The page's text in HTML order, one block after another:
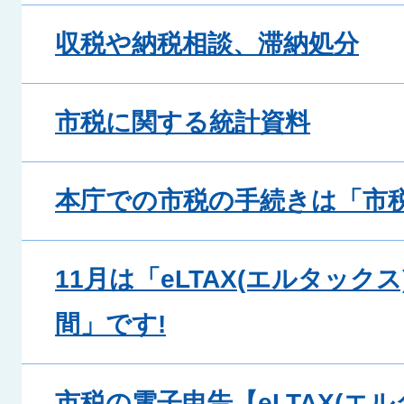
収税や納税相談、滞納処分
市税に関する統計資料
本庁での市税の手続きは「市
11月は「eLTAX(エルタック
間」です!